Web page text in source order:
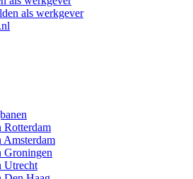
als werkgever
Rotterdam
Amsterdam
Groningen
Utrecht